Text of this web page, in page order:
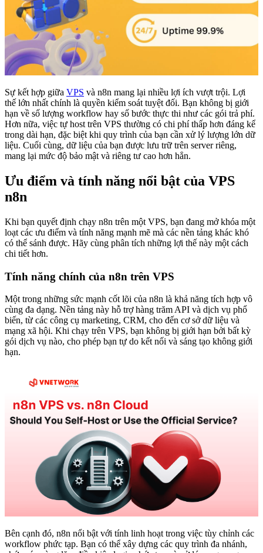
Sự kết hợp giữa VPS và n8n mang lại nhiều lợi ích vượt trội. Lợi
thế lớn nhất chính là quyền kiểm soát tuyệt đối. Bạn không bị giới
hạn về số lượng workflow hay số bước thực thi như các gói trả phí.
Hơn nữa, việc tự host trên VPS thường có chi phí thấp hơn đáng kể
trong dài hạn, đặc biệt khi quy trình của bạn cần xử lý lượng lớn dữ
liệu. Cuối cùng, dữ liệu của bạn được lưu trữ trên server riêng,
mang lại mức độ bảo mật và riêng tư cao hơn hẳn.
Ưu điểm và tính năng nổi bật của VPS
n8n
Khi bạn quyết định chạy n8n trên một VPS, bạn đang mở khóa một
loạt các ưu điểm và tính năng mạnh mẽ mà các nền tảng khác khó
có thể sánh được. Hãy cùng phân tích những lợi thế này một cách
chi tiết hơn.
Tính năng chính của n8n trên VPS
Một trong những sức mạnh cốt lõi của n8n là khả năng tích hợp vô
cùng đa dạng. Nền tảng này hỗ trợ hàng trăm API và dịch vụ phổ
biến, từ các công cụ marketing, CRM, cho đến cơ sở dữ liệu và
mạng xã hội. Khi chạy trên VPS, bạn không bị giới hạn bởi bất kỳ
gói dịch vụ nào, cho phép bạn tự do kết nối và sáng tạo không giới
hạn.
Bên cạnh đó, n8n nổi bật với tính linh hoạt trong việc tùy chỉnh các
workflow phức tạp. Bạn có thể xây dựng các quy trình đa nhánh,